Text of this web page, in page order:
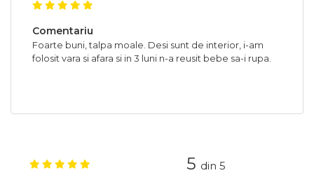
Comentariu
Foarte buni, talpa moale. Desi sunt de interior, i-am
folosit vara si afara si in 3 luni n-a reusit bebe sa-i rupa.
5 din 5